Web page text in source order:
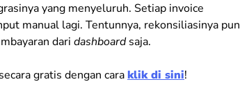
yang menyeluruh. Setiap invoice
manual lagi. Tentunnya, rekonsiliasinya pun
dari dashboardsaja.
gratis dengan caraklik di sini!